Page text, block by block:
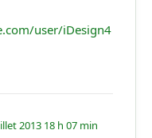
user/iDesign4
2013 18 h 07 min